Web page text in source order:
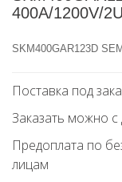
400A/1200V/2U
SKM400GAR123D
Поставка под
Заказать можно
Предоплата по
лицам